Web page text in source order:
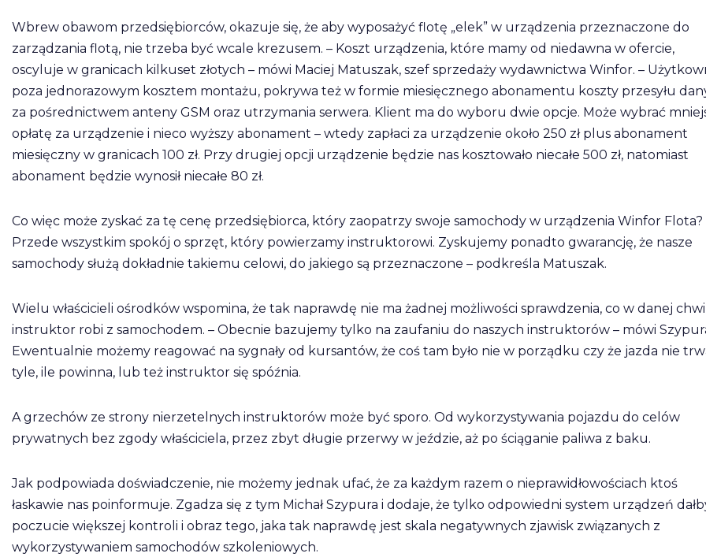
Wbrew obawom przedsiębiorców, okazuje się, że aby wyposażyć flotę „elek” w urządzenia przeznaczone do
zarządzania flotą, nie trzeba być wcale krezusem. – Koszt urządzenia, które mamy od niedawna w ofercie,
oscyluje w granicach kilkuset złotych – mówi Maciej Matuszak, szef sprzedaży wydawnictwa Winfor. –
poza jednorazowym kosztem montażu, pokrywa też w formie miesięcznego abonamentu koszty przesyłu
za pośrednictwem anteny GSM oraz utrzymania serwera. Klient ma do wyboru dwie opcje. Może wybrać
opłatę za urządzenie i nieco wyższy abonament – wtedy zapłaci za urządzenie około 250 zł plus abonament
miesięczny w granicach 100 zł. Przy drugiej opcji urządzenie będzie nas kosztowało niecałe 500 zł, natomiast
abonament będzie wynosił niecałe 80 zł.
Co więc może zyskać za tę cenę przedsiębiorca, który zaopatrzy swoje samochody w urządzenia Winfor Flota?
Przede wszystkim spokój o sprzęt, który powierzamy instruktorowi. Zyskujemy ponadto gwarancję, że nasze
samochody służą dokładnie takiemu celowi, do jakiego są przeznaczone – podkreśla Matuszak.
Wielu właścicieli ośrodków wspomina, że tak naprawdę nie ma żadnej możliwości sprawdzenia, co w danej
instruktor robi z samochodem. – Obecnie bazujemy tylko na zaufaniu do naszych instruktorów – mówi
Ewentualnie możemy reagować na sygnały od kursantów, że coś tam było nie w porządku czy że jazda nie
tyle, ile powinna, lub też instruktor się spóźnia.
A grzechów ze strony nierzetelnych instruktorów może być sporo. Od wykorzystywania pojazdu do celów
prywatnych bez zgody właściciela, przez zbyt długie przerwy w jeździe, aż po ściąganie paliwa z baku.
Jak podpowiada doświadczenie, nie możemy jednak ufać, że za każdym razem o nieprawidłowościach ktoś
łaskawie nas poinformuje. Zgadza się z tym Michał Szypura i dodaje, że tylko odpowiedni system urządzeń
poczucie większej kontroli i obraz tego, jaka tak naprawdę jest skala negatywnych zjawisk związanych z
wykorzystywaniem samochodów szkoleniowych.